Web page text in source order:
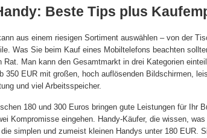
Beste Tips plus
aus einem riesigen Sortiment auswählen – von der
Was Sie beim Kauf eines Mobiltelefons beachten
Rat. Man kann den Gesamtmarkt in drei Kategorien
350 EUR mit großen, hoch auflösenden Bildschirmen,
und viel Arbeitsspeicher.
180 und 300 Euros bringen gute Leistungen für Ihr
Kompromisse eingehen. Handy-Käufer, die wissen,
simplen und zumeist kleinen Handys unter 180 EUR.